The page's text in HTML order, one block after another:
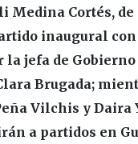
Medina Cortés, de
inaugural
la jefa de Gobierno
Brugada;
Vilchis y Daira
a partidos en